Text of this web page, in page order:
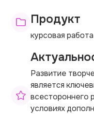
Продукт
курсовая работа
Развитие
является
всестороннего
условиях